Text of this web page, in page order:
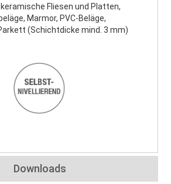
Fliesen und Platten,
Marmor, PVC-Beläge,
(Schichtdicke mind. 3 mm)
Downloads